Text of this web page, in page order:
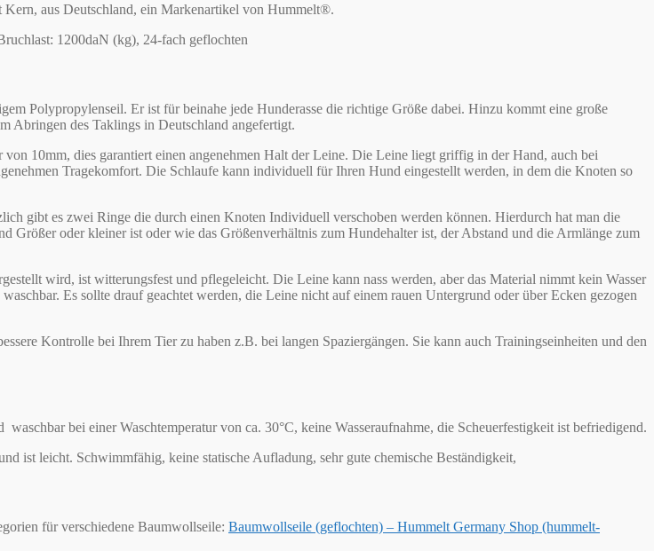
aus Deutschland, ein Markenartikel von Hummelt®.
1200daN (kg), 24-fach geflochten
Polypropylenseil. Er ist für beinahe jede Hunderasse die richtige Größe dabei. Hinzu kommt eine große
Abringen des Taklings in Deutschland angefertigt.
10mm, dies garantiert einen angenehmen Halt der Leine. Die Leine liegt griffig in der Hand, auch bei
Tragekomfort. Die Schlaufe kann individuell für Ihren Hund eingestellt werden, in dem die Knoten so
gibt es zwei Ringe die durch einen Knoten Individuell verschoben werden können. Hierdurch hat man die
Größer oder kleiner ist oder wie das Größenverhältnis zum Hundehalter ist, der Abstand und die Armlänge zum
wird, ist witterungsfest und pflegeleicht. Die Leine kann nass werden, aber das Material nimmt kein Wasser
Es sollte drauf geachtet werden, die Leine nicht auf einem rauen Untergrund oder über Ecken gezogen
Kontrolle bei Ihrem Tier zu haben z.B. bei langen Spaziergängen. Sie kann auch Trainingseinheiten und den
bei einer Waschtemperatur von ca. 30°C, keine Wasseraufnahme, die Scheuerfestigkeit ist befriedigend.
ist leicht. Schwimmfähig, keine statische Aufladung, sehr gute chemische Beständigkeit,
für verschiedene Baumwollseile: Baumwollseile (geflochten) – Hummelt Germany Shop (hummelt-